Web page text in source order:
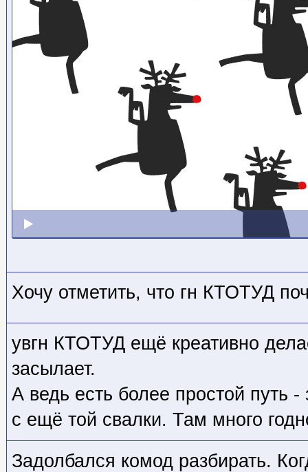
Хочу отметить, что гн КТОТУД
увгн КТОТУД ещё креативно
засылает.
А ведь есть более простой путь
с ещё той свалки. Там много
Задолбался комод разбирать.